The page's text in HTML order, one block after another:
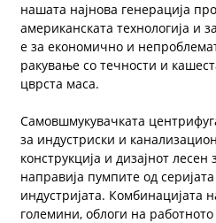
нашата најнова генерација
американската технологија и
е за економично и
ракување со течности и
цврста маса.
Самовшмукувачката
за индустриски и
конструкција и дизајнот
направија пумпите од
индустријата. Комбинацијата
големини, облоги на